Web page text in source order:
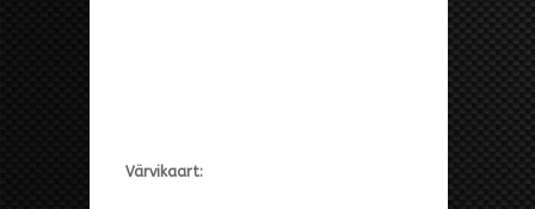
Värvikaart: